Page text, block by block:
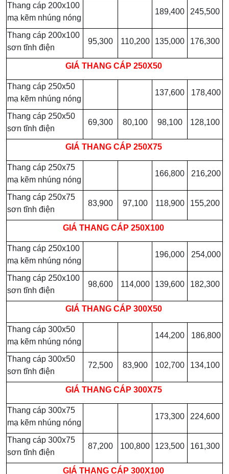
Thang cáp 200x100
mạ kẽm nhúng nóng
189,400 245,500
Thang cáp 200x100
sơn tĩnh điện
95,300 110,200 135,000 176,300
GIÁ THANG CÁP 250X50
Thang cáp 250x50
mạ kẽm nhúng nóng
137,600 178,400
Thang cáp 250x50
sơn tĩnh điện
69,300 80,100 98,100 128,100
GIÁ THANG CÁP 250X75
Thang cáp 250x75
mạ kẽm nhúng nóng
166,800 216,200
Thang cáp 250x75
sơn tĩnh điện
83,900 97,100 118,900 155,200
GIÁ THANG CÁP 250X100
Thang cáp 250x100
mạ kẽm nhúng nóng
196,000 254,000
Thang cáp 250x100
sơn tĩnh điện
98,600 114,000 139,600 182,300
GIÁ THANG CÁP 300X50
Thang cáp 300x50
mạ kẽm nhúng nóng
144,200 186,800
Thang cáp 300x50
sơn tĩnh điện
72,500 83,900 102,700 134,100
GIÁ THANG CÁP 300X75
Thang cáp 300x75
mạ kẽm nhúng nóng
173,300 224,600
Thang cáp 300x75
sơn tĩnh điện
87,200 100,800 123,500 161,300
GIÁ THANG CÁP 300X100